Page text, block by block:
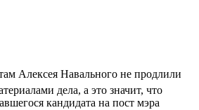
Алексея Навального не продлили
дела, а это значит, что
кандидата на пост мэра